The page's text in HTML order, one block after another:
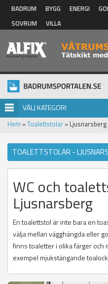
Hoppa till huvudinnehåll
BADRUM BYGG ENERGI
SOVRUM
VILLA
VÄLJ KATEGORI
Hem »Toalettstolar » Ljusnarsberg
TOALETTSTOLAR -
WC och
Ljusnarsberg
En toalettstol är inte bara en
välja mellan vägghängda eller
finns toaletter i olika färger och
exempel mjukstängande